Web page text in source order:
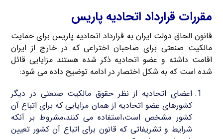
مقررات قرارداد اتحادیه پاریس
قانون الحاق دولت ایران به قرارداد اتحادیه پاریس برای حمایت
مالکیت صنعتی برای صاحبان اختراعی که در خارج از ایران
اقامت داشته و عضو اتحادیه ذکر شده هستند مزایایی قائل
شده است که به شکل اختصار در ادامه توضیح داده می شود:
اعضای اتحادیه از نظر حقوق مالکیت صنعتی در دیگر
کشورهای عضو اتحادیه از همان مزایایی که برای اتباع آن
کشور مشخص است،استفاده می کنند،مشروط بر آنکه
شرایط و تشریفاتی که قانون برای اتباع آن کشور تعیین